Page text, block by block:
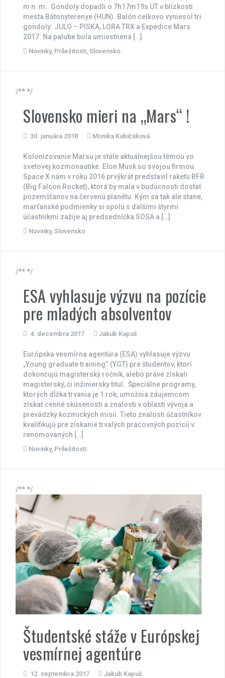
m n. m.. Gondoly dopadli o 7h17m19s UT v blízkosti
mesta Bátonyterenye (HUN). Balón celkovo vyniesol tri
gondoly: JULO – PISKA, LORA TRX a Expedice Mars
2017. Na palube bola umiestnená […]
Novinky, Príležitosti Slovensko
/** */
Slovensko mieri na „Mars“ !
30. januára 2018 Monika Kubičáková
Kolonizovanie Marsu je stále aktuálnejšou témou vo
svetovej kozmonautike. Elon Musk so svojou firmou
Space X nám v roku 2016 prvýkrát predstavil raketu BFR
(Big Falcon Rocket), ktorá by mala v budúcnosti dostať
pozemšťanov na červenú planétu. Kým sa tak ale stane,
marťanské podmienky si spolu s ďalšími štyrmi
účastníkmi zažije aj predsedníčka SOSA a […]
Novinky, Slovensko
/** */
ESA vyhlasuje výzvu na pozície
pre mladých absolventov
4. decembra 2017 Jakub Kapuš
Európska vesmírna agentúra (ESA) vyhlasuje výzvu
„Young graduate training“ (YGT) pre študentov, ktorí
dokončujú magisterský ročník, alebo práve získali
magisterský, či inžiniersky titul. Špeciálne programy,
ktorých dĺžka trvania je 1 rok, umožnia záujemcom
získať cenné skúsenosti a znalosti v oblasti vývoja a
prevádzky kozmických misií. Tieto znalosti účastníkov
kvalifikujú pre získanie trvalých pracovných pozícií v
renomovaných […]
Novinky, Príležitosti
/** */
Študentské stáže v Európskej
vesmírnej agentúre
12. septembra 2017 Jakub Kapuš